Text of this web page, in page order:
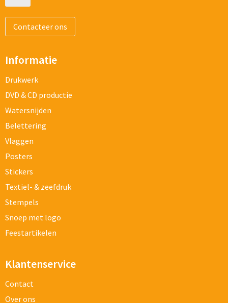
Contacteer ons
Informatie
Drukwerk
DVD & CD productie
Watersnijden
Belettering
Vlaggen
Posters
Stickers
Textiel- & zeefdruk
Stempels
Snoep met logo
Feestartikelen
Klantenservice
Contact
Over ons